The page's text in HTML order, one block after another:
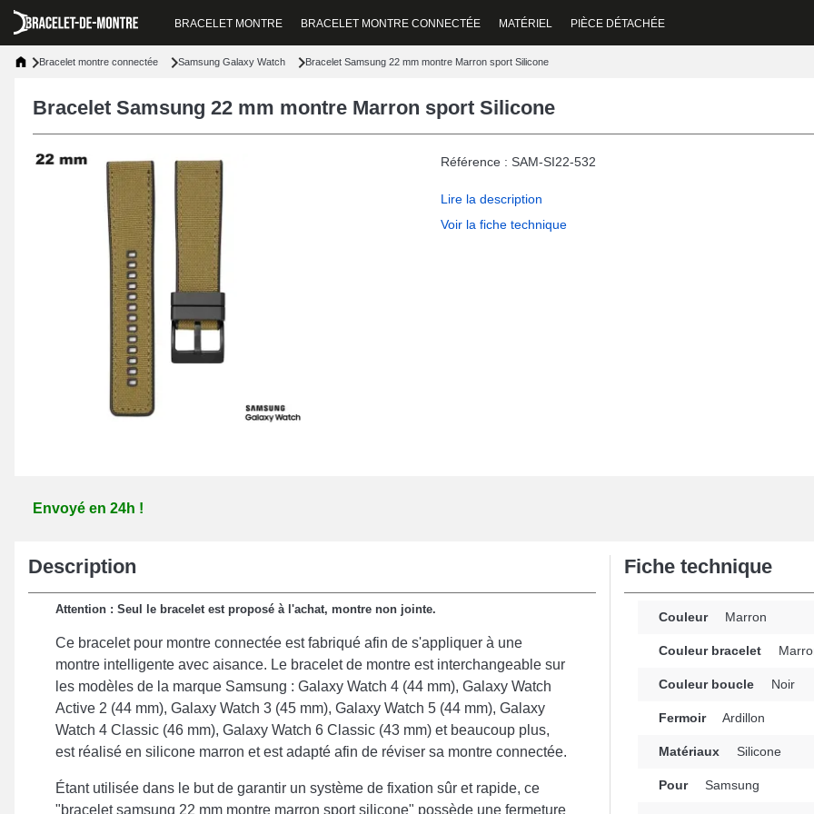
BRACELET MONTRE BRACELET MONTRE CONNECTÉE MATÉRIEL PIÈCE DÉTACHÉE
Bracelet montre connectée Samsung Galaxy Watch Bracelet Samsung 22 mm montre Marron sport Silicone
Bracelet Samsung 22 mm montre Marron sport Silicone
Référence : SAM-SI22-532
Lire la description
Voir la fiche technique
Envoyé en 24h !
Description
Attention : Seul le bracelet est proposé à l'achat, montre non jointe.
Ce bracelet pour montre connectée est fabriqué afin de s'appliquer à une
montre intelligente avec aisance. Le bracelet de montre est interchangeable sur
les modèles de la marque Samsung : Galaxy Watch 4 (44 mm), Galaxy Watch
Active 2 (44 mm), Galaxy Watch 3 (45 mm), Galaxy Watch 5 (44 mm), Galaxy
Watch 4 Classic (46 mm), Galaxy Watch 6 Classic (43 mm) et beaucoup plus,
est réalisé en silicone marron et est adapté afin de réviser sa montre connectée.
Étant utilisée dans le but de garantir un système de fixation sûr et rapide, ce
"bracelet samsung 22 mm montre marron sport silicone" possède une fermeture
Fiche technique
Couleur Marron
Couleur bracelet
Couleur boucle Noir
Fermoir Ardillon
Matériaux Silicone
Pour Samsung